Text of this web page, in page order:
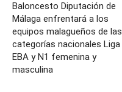
Baloncesto Diputación de
Málaga enfrentará a los
equipos malagueños de las
categorías nacionales Liga
EBA y N1 femenina y
masculina